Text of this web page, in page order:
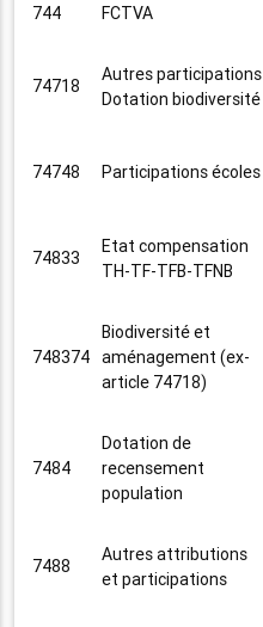
744 FCTVA
74718
Autres participations
Dotation biodiversité
74748 Participations écoles
74833
Etat compensation
TH-TF-TFB-TFNB
748374
Biodiversité et
aménagement (ex-
article 74718)
7484
Dotation de
recensement
population
7488
Autres attributions
et participations